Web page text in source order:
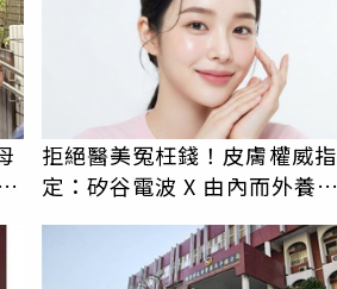
拒絕醫美冤枉錢！皮膚權威指
定：矽谷電波 X 由內而外養出